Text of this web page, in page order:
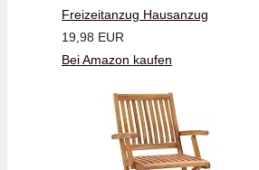
Freizeitanzug Hausanzug
19,98 EUR
Bei Amazon kaufen